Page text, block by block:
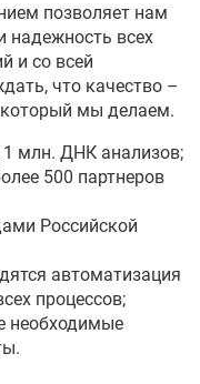
позволяет нам
надежность всех
и со всей
что качество –
который мы делаем.
млн. ДНК анализов;
500 партнеров
Российской
автоматизация
процессов;
необходимые